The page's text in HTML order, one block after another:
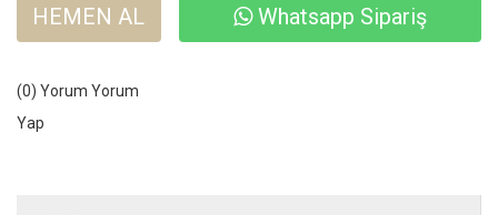
HEMEN AL Whatsapp Sipariş
(0) Yorum Yorum
Yap